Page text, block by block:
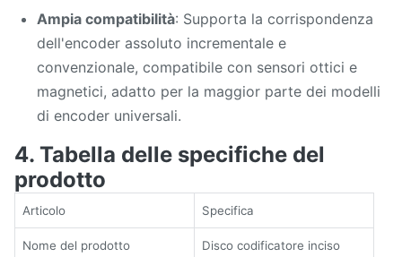
Ampia compatibilità: Supporta la corrispondenza
dell'encoder assoluto incrementale e
convenzionale, compatibile con sensori ottici e
magnetici, adatto per la maggior parte dei modelli
di encoder universali.
4. Tabella delle specifiche del
prodotto
Articolo Specifica
Nome del prodotto
Disco codificatore inciso